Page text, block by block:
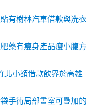
有樹林汽車借款與洗衣
藥有瘦身產品瘦小腹方
北小額借款飲界於高雄
手術局部畫室可疊加的